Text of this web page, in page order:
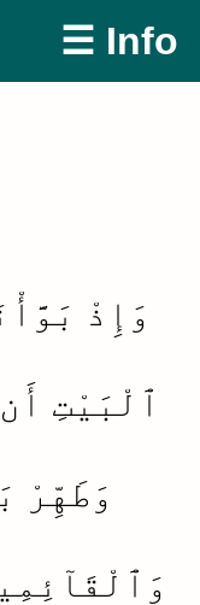
☰ Info
وَإِذْ
ٱلْبَيْتِ
وَطَهِّرْ